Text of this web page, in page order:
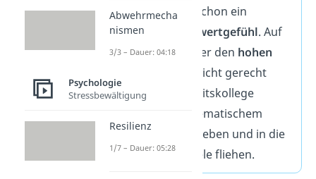
hatte er ohnehin schon ein
schlechtes Selbstwertgefühl. Auf
der Arbeit konnte er den hohen
oft nicht gerecht
werden. Dein Arbeitskollege
könnte hier problematischem
Eskapismus nachgeben und in die
Welt der Videospiele fliehen.
Abwehrmecha
nismen
3/3 – Dauer: 04:18
Psychologie
Stressbewältigung
Resilienz
1/7 – Dauer: 05:28